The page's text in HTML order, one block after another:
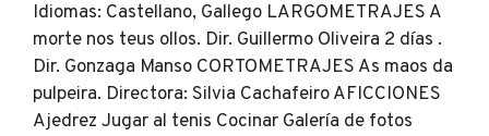
Idiomas: Castellano, Gallego LARGOMETRAJES A
morte nos teus ollos. Dir. Guillermo Oliveira 2 días .
Dir. Gonzaga Manso CORTOMETRAJES As maos da
pulpeira. Directora: Silvia Cachafeiro AFICCIONES
Ajedrez Jugar al tenis Cocinar Galería de fotos